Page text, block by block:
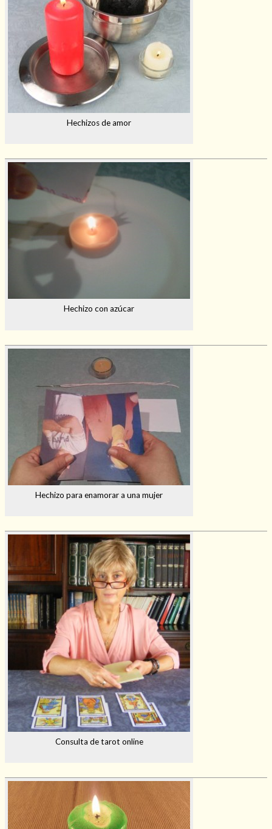
Hechizos de amor
Hechizo con azúcar
Hechizo para enamorar a una mujer
Consulta de tarot online